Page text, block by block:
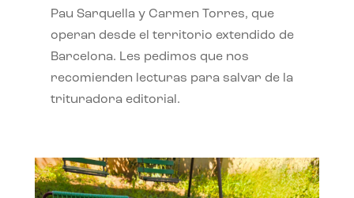
Pau Sarquella y Carmen Torres, que
operan desde el territorio extendido de
Barcelona. Les pedimos que nos
recomienden lecturas para salvar de la
trituradora editorial.